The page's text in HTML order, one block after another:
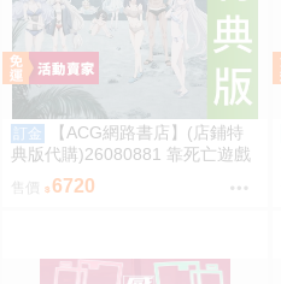
訂金
【ACG網路書店】(店鋪特
典版代購)26080881 靠死亡遊戲
混飯吃。44:CLOUDY BEACH 藍
光BD 幽鬼抱枕套限定版
售價 6720